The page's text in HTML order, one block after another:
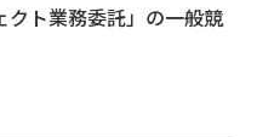
ト業務委託」の一般競